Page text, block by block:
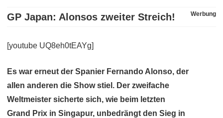
content
GP Japan: Alonsos zweiter Streich! Werbung
[youtube UQ8eh0tEAYg]
Es war erneut der Spanier Fernando Alonso, der
allen anderen die Show stiel. Der zweifache
Weltmeister sicherte sich, wie beim letzten
Grand Prix in Singapur, unbedrängt den Sieg in